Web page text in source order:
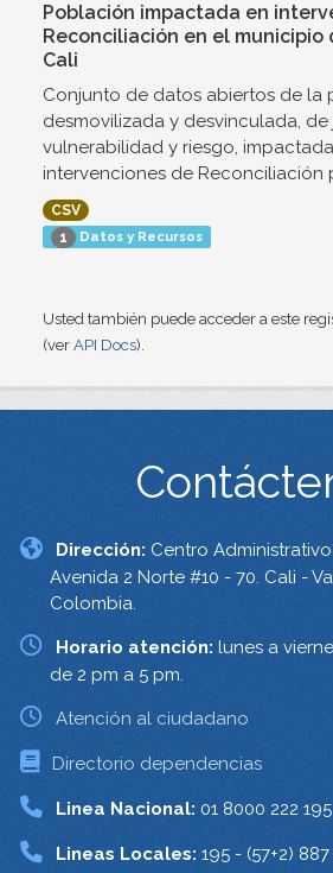
Población impactada en
Reconciliación en el municipio
Cali
Conjunto de datos abiertos de la
desmovilizada y desvinculada,
vulnerabilidad y riesgo,
intervenciones de Reconciliación
CSV
1 Datos y Recursos
Usted también puede acceder a este
(ver API Docs).
Dirección: Centro
Avenida 2 Norte #10 - 70. Cali -
Colombia.
Horario atención: lunes a
de 2 pm a 5 pm.
Atención al ciudadano
Directorio dependencias
Linea Nacional: 01 8000 222 195
Lineas Locales: 195 - (57+2)